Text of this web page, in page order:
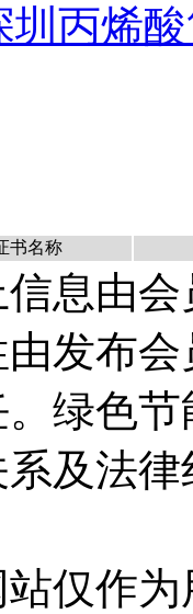
圳丙烯
书名称
息由
发布
绿色
及法
仅作